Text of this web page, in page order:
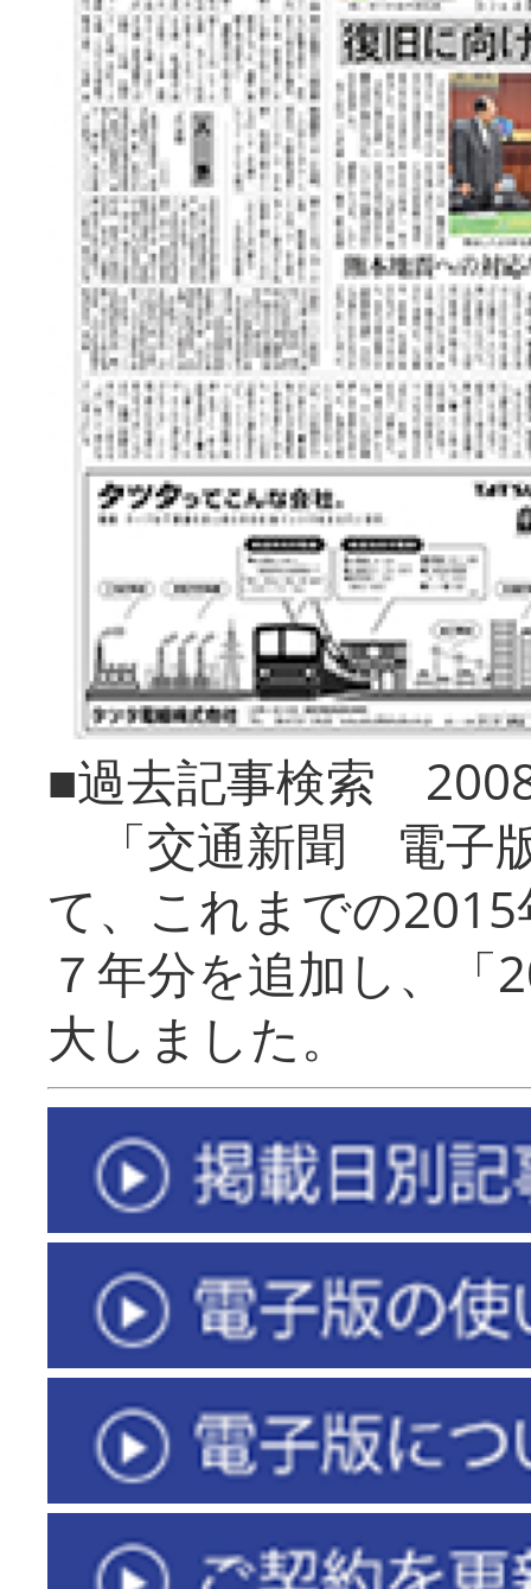
■過去記事検索
「交通新聞 電子
て、これまでの
７年分を追加し、「
大しまし